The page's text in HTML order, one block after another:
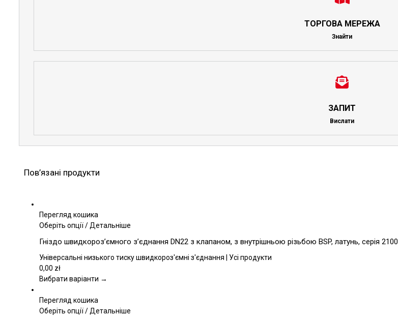
ТОРГОВА МЕРЕЖА
Знайти
ЗАПИТ
Вислати
Пов’язані продукти
Перегляд кошика
Оберіть опції Цей
має
кілька
Параметри
вибрати
на
/Детальніше
Гніздо швидкороз’ємного з’єднання DN22 з клапаном, з внутрішньою різьбою BSP, латунь, серія 2100
Універсальні низького тиску швидкороз'ємні з'єднання | Усі продукти
0,00 zł
Вибрати варіанти →
Перегляд кошика
Оберіть опції Цей
/Детальніше